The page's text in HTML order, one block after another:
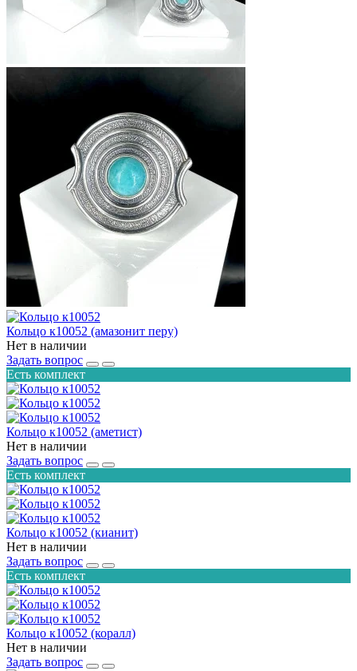
Кольцо к10052 (амазонит перу)
Нет в наличии
Задать вопрос
Есть комплект
Кольцо к10052 (аметист)
Нет в наличии
Задать вопрос
Есть комплект
Кольцо к10052 (кианит)
Нет в наличии
Задать вопрос
Есть комплект
Кольцо к10052 (коралл)
Нет в наличии
Задать вопрос